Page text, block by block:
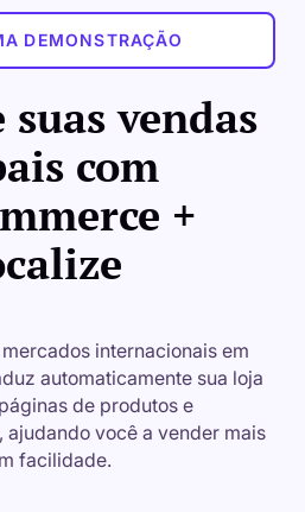
vendas
com
+
internacionais em
automaticamente sua loja
de produtos e
você a vender mais
facilidade.
DEMONSTRAÇÃO